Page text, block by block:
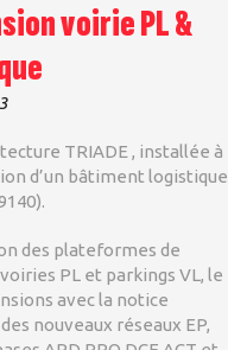
voirie PL &
TRIADE , installée à
d’un bâtiment logistique
des plateformes de
PL et parkings VL, le
avec la notice
nouveaux réseaux EP,